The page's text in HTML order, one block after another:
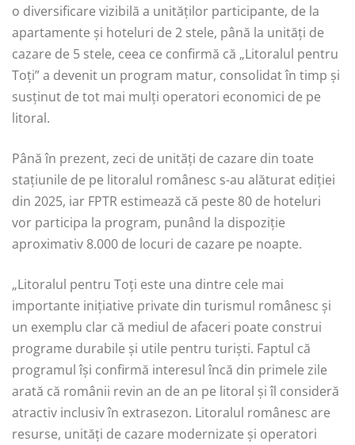
o diversificare vizibilă a unităților participante, de la
apartamente și hoteluri de 2 stele, până la unități de
cazare de 5 stele, ceea ce confirmă că „Litoralul pentru
Toți” a devenit un program matur, consolidat în timp și
susținut de tot mai mulți operatori economici de pe
litoral.
Până în prezent, zeci de unități de cazare din toate
stațiunile de pe litoralul românesc s-au alăturat ediției
din 2025, iar FPTR estimează că peste 80 de hoteluri
vor participa la program, punând la dispoziție
aproximativ 8.000 de locuri de cazare pe noapte.
„Litoralul pentru Toți este una dintre cele mai
importante inițiative private din turismul românesc și
un exemplu clar că mediul de afaceri poate construi
programe durabile și utile pentru turiști. Faptul că
programul își confirmă interesul încă din primele zile
arată că românii revin an de an pe litoral și îl consideră
atractiv inclusiv în extrasezon. Litoralul românesc are
resurse, unități de cazare modernizate și operatori